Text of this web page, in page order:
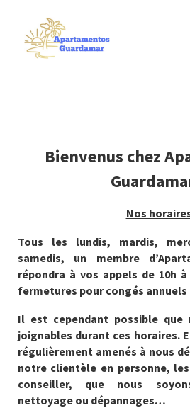
Horaires
Règlement
Extras
Livre d'or
Bienvenus chez
Nos
Tous les lundis, mardis,
samedis, un membre
répondra à vos appels de 10h
fermetures pour congés
Il est cependant possible que
joignables durant ces horaires.
régulièrement amenés à nous
notre clientèle en personne,
conseiller, que nous
nettoyage ou dépannages…